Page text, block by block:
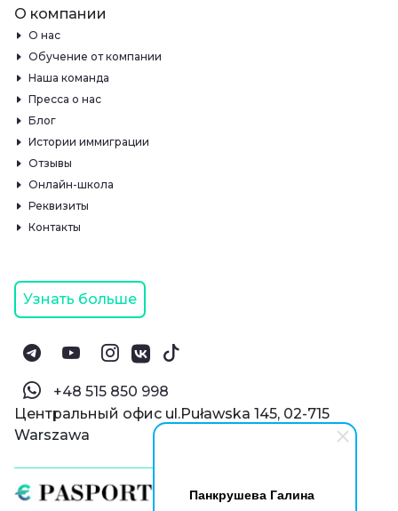
Панкрушева Галина
О компании
О нас
Обучение от компании
Наша команда
Пресса о нас
Блог
Истории иммиграции
Отзывы
Онлайн-школа
Реквизиты
Контакты
Узнать больше
‪+48 515 850 998‬
Центральный офис ul.Puławska 145, 02-715
Warszawa